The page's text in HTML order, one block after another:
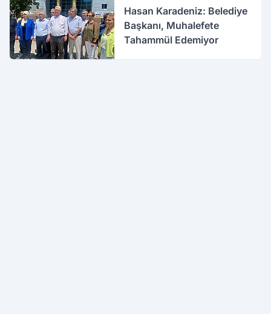
Hasan Karadeniz: Belediye
Başkanı, Muhalefete
Tahammül Edemiyor